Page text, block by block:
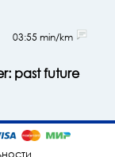
03:55 min/km
pastfuture